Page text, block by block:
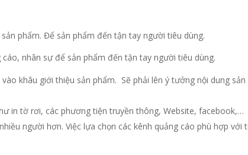
phẩm. Để sản phẩm đến tận tay người tiêu dùng.
nhân sự để sản phẩm đến tận tay người tiêu dùng.
khâu giới thiệu sản phẩm. Sẽ phải lên ý tưởng nội dung
in tờ rơi, các phương tiện truyền thông, Website, facebook,…
người hơn. Việc lựa chọn các kênh quảng cáo phù hợp với